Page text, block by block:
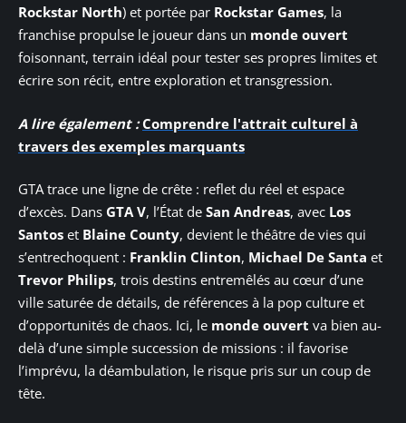
Rockstar North) et portée par Rockstar Games, la
franchise propulse le joueur dans un monde ouvert
foisonnant, terrain idéal pour tester ses propres limites et
écrire son récit, entre exploration et transgression.
A lire également : Comprendre l'attrait culturel à
travers des exemples marquants
GTA trace une ligne de crête : reflet du réel et espace
d’excès. Dans GTA V, l’État de San Andreas, avec Los
Santos et Blaine County, devient le théâtre de vies qui
s’entrechoquent : Franklin Clinton, Michael De Santa et
Trevor Philips, trois destins entremêlés au cœur d’une
ville saturée de détails, de références à la pop culture et
d’opportunités de chaos. Ici, le monde ouvert va bien au-
delà d’une simple succession de missions : il favorise
l’imprévu, la déambulation, le risque pris sur un coup de
tête.